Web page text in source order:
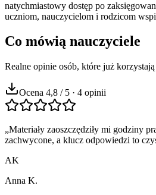
natychmiastowy dostęp po
uczniom, nauczycielom i rodzicom
Co mówią nauczyciele
Realne opinie osób, które już korzystają
Ocena 4,8 / 5 · 4 opinii
„Materiały zaoszczędziły mi godziny
zachwycone, a klucz odpowiedzi to
AK
Anna K.